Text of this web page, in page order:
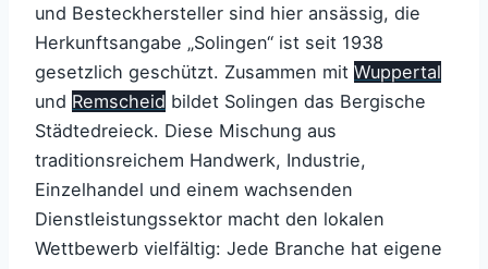
und Besteckhersteller sind hier ansässig, die
Herkunftsangabe „Solingen“ ist seit 1938
gesetzlich geschützt. Zusammen mit Wuppertal
und Remscheid bildet Solingen das Bergische
Städtedreieck. Diese Mischung aus
traditionsreichem Handwerk, Industrie,
Einzelhandel und einem wachsenden
Dienstleistungssektor macht den lokalen
Wettbewerb vielfältig: Jede Branche hat eigene